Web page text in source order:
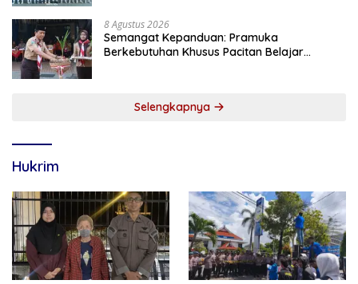
8 Agustus 2026
Semangat Kepanduan: Pramuka
Berkebutuhan Khusus Pacitan Belajar
Selengkapnya
Hukrim